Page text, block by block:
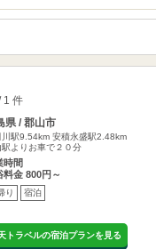
件
県 / 郡山市
川駅9.54km 安積永盛駅2.48km
駅よりお車で２０分
時間
料金 800円～
り 宿泊
トラベルの宿泊プランを見る